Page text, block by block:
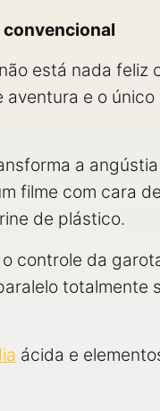
convencional
está nada feliz
e o
a
filme com cara de
de plástico.
controle da
totalmente
ácida e